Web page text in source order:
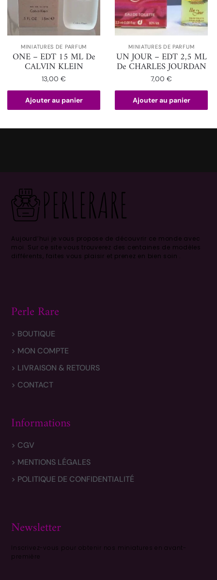
MINIATURES DE PARFUM
ONE – EDT 15 ML De
CALVIN KLEIN
13,00€
Ajouter au panier
MINIATURES DE PARFUM
UN JOUR – EDT 2,5 ML
De CHARLES JOURDAN
7,00€
Ajouter au panier
Aujourd’hui je vous propose de découvrir ce monde avec
moi. Sur ce site vous trouverez des centaines de modèles
différents, faites vous plaisir et prenez en bien soin .
Perle Rare
> BOUTIQUE
> MON COMPTE
> LIVRAISON & RETOURS
> CONTACT
Informations
> CGV
> MENTIONS LÉGALES
> POLITIQUE DE CONFIDENTIALITÉ
Newsletter
Inscrivez-vous pour obtenir nos miniatures en avant-
première